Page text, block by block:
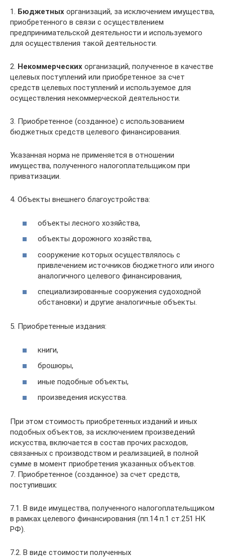
1. Бюджетных организаций, за исключением имущества,
приобретенного в связи с осуществлением
предпринимательской деятельности и используемого
для осуществления такой деятельности.
2. Некоммерческих организаций, полученное в качестве
целевых поступлений или приобретенное за счет
средств целевых поступлений и используемое для
осуществления некоммерческой деятельности.
3. Приобретенное (созданное) с использованием
бюджетных средств целевого финансирования.
Указанная норма не применяется в отношении
имущества, полученного налогоплательщиком при
приватизации.
4. Объекты внешнего благоустройства:
объекты лесного хозяйства,
объекты дорожного хозяйства,
сооружение которых осуществлялось с
привлечением источников бюджетного или иного
аналогичного целевого финансирования,
специализированные сооружения судоходной
обстановки) и другие аналогичные объекты.
5. Приобретенные издания:
книги,
брошюры,
иные подобные объекты,
произведения искусства.
При этом стоимость приобретенных изданий и иных
подобных объектов, за исключением произведений
искусства, включается в состав прочих расходов,
связанных с производством и реализацией, в полной
сумме в момент приобретения указанных объектов.
7. Приобретенное (созданное) за счет средств,
поступивших:
7.1. В виде имущества, полученного налогоплательщиком
в рамках целевого финансирования (пп.14 п.1 ст.251 НК
РФ).
7.2. В виде стоимости полученных